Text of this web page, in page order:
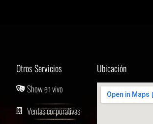
Otros Servicios
Show en vivo
Ventas corporativas
Ubicación